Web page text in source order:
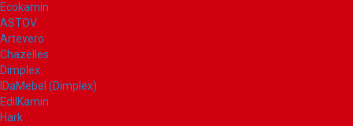
Ecokamin
ASTOV
Artevero
Chazelles
Dimplex
IDaMebel (Dimplex)
EdilKamin
Hark